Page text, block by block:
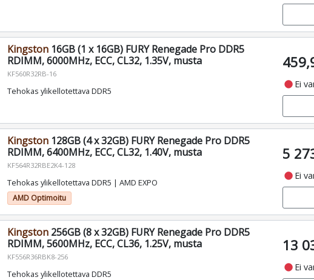
Kingston16GB (1 x 16GB) FURY Renegade Pro DDR5
RDIMM, 6000MHz, ECC, CL32, 1.35V, musta
KF560R32RB-16
Tehokas ylikellotettava DDR5
fiber_manual_record Ei
Kingston128GB (4 x 32GB) FURY Renegade Pro DDR5
RDIMM, 6400MHz, ECC, CL32, 1.40V, musta
KF564R32RBE2K4-128
Tehokas ylikellotettava DDR5 | AMD EXPO
AMD Optimoitu
5
fiber_manual_record Ei
Kingston256GB (8 x 32GB) FURY Renegade Pro DDR5
RDIMM, 5600MHz, ECC, CL36, 1.25V, musta
KF556R36RBK8-256
Tehokas ylikellotettava DDR5
13
fiber_manual_record Ei